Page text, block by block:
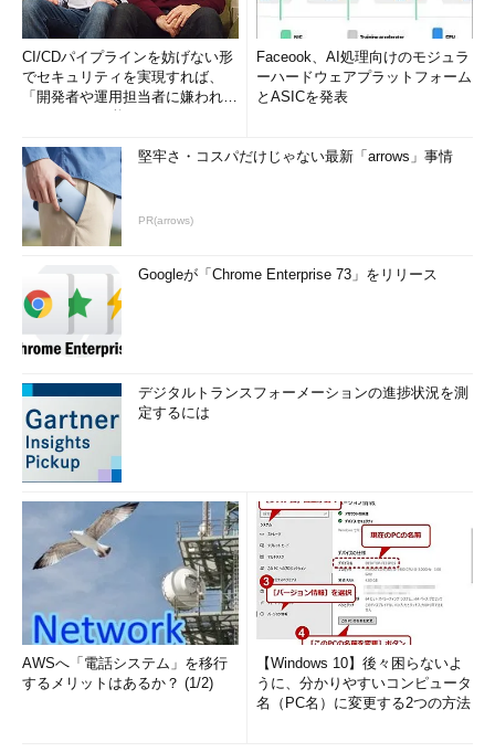
CI/CDパイプラインを妨げない形
でセキュリティを実現すれば、
「開発者や運用担当者に嫌われな
Faceook、AI処理向けのモジュラ
ーハードウェアプラットフォーム
とASICを発表
堅牢さ・コスパだけじゃない最新「arrows」事情
PR(arrows)
Googleが「Chrome Enterprise 73」をリリース
デジタルトランスフォーメーションの進捗状況を測
定するには
AWSへ「電話システム」を移行
するメリットはあるか？ (1/2)
【Windows 10】後々困らないよ
うに、分かりやすいコンピュータ
名（PC名）に変更する2つの方法